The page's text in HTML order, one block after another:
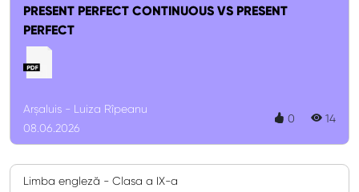
PRESENT PERFECT CONTINUOUS VS PRESENT
PERFECT
Arșaluis - Luiza Rîpeanu
08.06.2026
0 14
Limba engleză - Clasa a IX-a